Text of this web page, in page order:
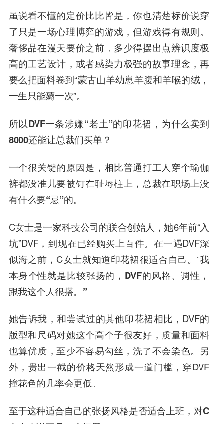
虽说看不懂的定价比比皆是，你也清楚标价说穿
了只是一场心理博弈的游戏，但游戏得有规则。
奢侈品在漫天要价之前，多少得摆出点辨识度极
高的工艺设计，或者感染力极强的故事理念，再
要么把面料卷到“蒙古山羊幼崽羊腹和羊喉的绒，
一生只能薅一次”。
所以DVF一条涉嫌“老土”的印花裙，为什么卖到
8000还能让总裁们买单？
一个很关键的原因是，相比普通打工人穿个瑜伽
裤都没准儿要被钉在耻辱柱上， 总裁在职场上没
有什么要“忌”的。
C女士是一家科技公司的联合创始人，她6年前“入
坑”DVF，到现在已经购买上百件。在一遇DVF深
似海之前，C女士就知道印花裙很适合自己。“我
本身个性就是比较张扬的， DVF的风格、调性，
跟我这个人很搭。”
她告诉我，和尝试过的其他印花裙相比，DVF的
版型和尺码对她这个高个子很友好， 质量和面料
也算优质，至少不容易勾丝，洗了不会染色。另
外， 贵出一截的价格天然形成一道门槛 ，穿DVF
撞花色的几率会更低。
至于这种适合自己的张扬风格是否适合上班，对C